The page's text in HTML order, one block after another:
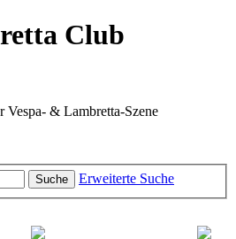
Club
Vespa- & Lambretta-Szene
Suche Erweiterte Suche